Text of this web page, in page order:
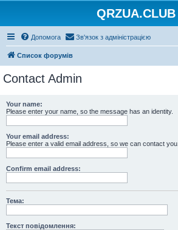
QRZUA.CLUB
Допомога Зв'язок з адміністрацією
Список форумів
Contact Admin
Your name:
Please enter your name, so the message has an identity.
Your email address:
Please enter a valid email address, so we can contact you.
Confirm email address:
Тема:
Текст повідомлення: